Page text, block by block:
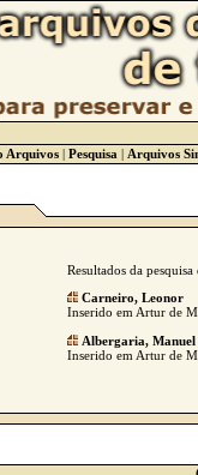
Arquivos | Pesquisa | Arquivos
Resultados da pesquisa
Carneiro, Leonor
Inserido em Artur de
Albergaria, Manuel
Inserido em Artur de